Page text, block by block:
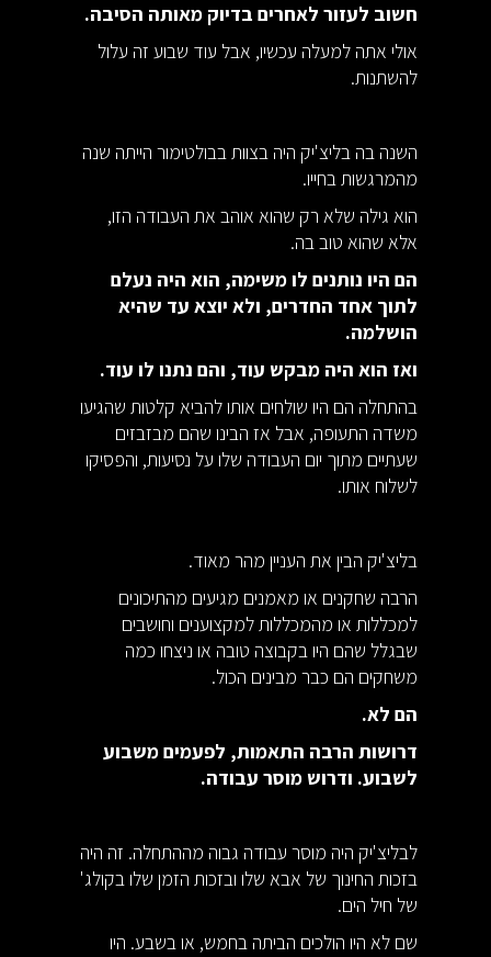
חשוב לעזור לאחרים בדיוק מאותה הסיבה.
אולי אתה למעלה עכשיו, אבל עוד שבוע זה עלול
להשתנות.
השנה בה בליצ'יק היה בצוות בבולטימור הייתה שנה
מהמרגשות בחייו.
הוא גילה שלא רק שהוא אוהב את העבודה הזו,
אלא שהוא טוב בה.
הם היו נותנים לו משימה, הוא היה נעלם
לתוך אחד החדרים, ולא יוצא עד שהיא
הושלמה.
ואז הוא היה מבקש עוד, והם נתנו לו עוד.
בהתחלה הם היו שולחים אותו להביא קלטות שהגיעו
משדה התעופה, אבל אז הבינו שהם מבזבזים
שעתיים מתוך יום העבודה שלו על נסיעות, והפסיקו
לשלוח אותו.
בליצ'יק הבין את העניין מהר מאוד.
הרבה שחקנים או מאמנים מגיעים מהתיכונים
למכללות או מהמכללות למקצוענים וחושבים
שבגלל שהם היו בקבוצה טובה או ניצחו כמה
משחקים הם כבר מבינים הכול.
הם לא.
דרושות הרבה התאמות, לפעמים משבוע
לשבוע. ודרוש מוסר עבודה.
לבליצ'יק היה מוסר עבודה גבוה מההתחלה. זה היה
בזכות החינוך של אבא שלו ובזכות הזמן שלו בקולג'
של חיל הים.
שם לא היו הולכים הביתה בחמש, או בשבע. היו